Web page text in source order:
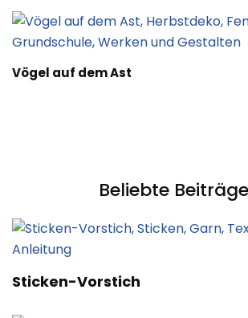
Vögel auf dem Ast
Beliebte
Sticken-Vorstich